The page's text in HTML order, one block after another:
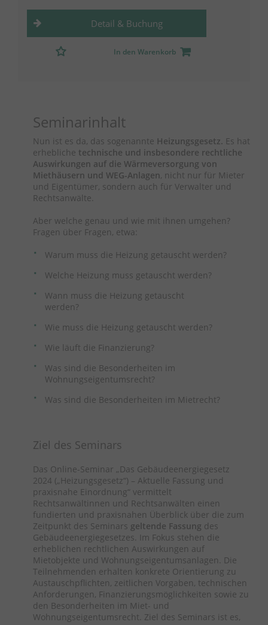
Detail & Buchung
In den Warenkorb
Seminarinhalt
Nun ist es da, das sogenannte Heizungsgesetz. Es hat
erhebliche technische und insbesondere rechtliche
Auswirkungen auf die Wärmeversorgung von
Miethäusern und WEG-Anlagen, nicht nur für Mieter
und Eigentümer, sondern auch für Verwalter und
Rechtsanwälte.
Aber welche genau und wie mit ihnen umgehen?
Fragen über Fragen, etwa:
Warum muss die Heizung getauscht werden?
Welche Heizung muss getauscht werden?
Wann muss die Heizung getauscht
werden?
Wie muss die Heizung getauscht werden?
Wie läuft die Finanzierung?
Was sind die Besonderheiten im
Wohnungseigentumsrecht?
Was sind die Besonderheiten im Mietrecht?
Ziel des Seminars
Das Online-Seminar „Das Gebäudeenergiegesetz
2024 („Heizungsgesetz“) – Aktuelle Fassung und
praxisnahe Einordnung“ vermittelt
Rechtsanwältinnen und Rechtsanwälten einen
fundierten und praxisnahen Überblick über die zum
Zeitpunkt des Seminars geltende Fassung des
Gebäudeenergiegesetzes. Im Fokus stehen die
erheblichen rechtlichen Auswirkungen auf
Mietobjekte und Wohnungseigentumsanlagen. Die
Teilnehmenden erhalten konkrete Orientierung zu
Austauschpflichten, zeitlichen Vorgaben, technischen
Anforderungen, Finanzierungsmöglichkeiten sowie zu
den Besonderheiten im Miet- und
Wohnungseigentumsrecht. Ziel des Seminars ist es,